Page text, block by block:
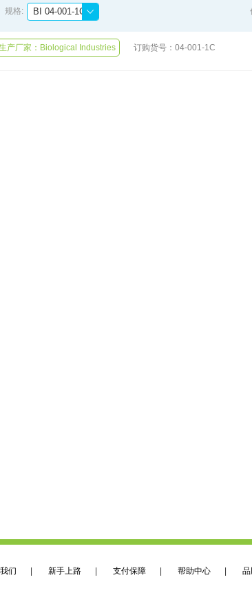
规格: BI 04-001-1C Certified FBS Australian Origin 特级胎牛血清 20ml
产厂家：Biological Industries 订购货号： 04-001-1C
们 新手上路 支付保障 帮助中心